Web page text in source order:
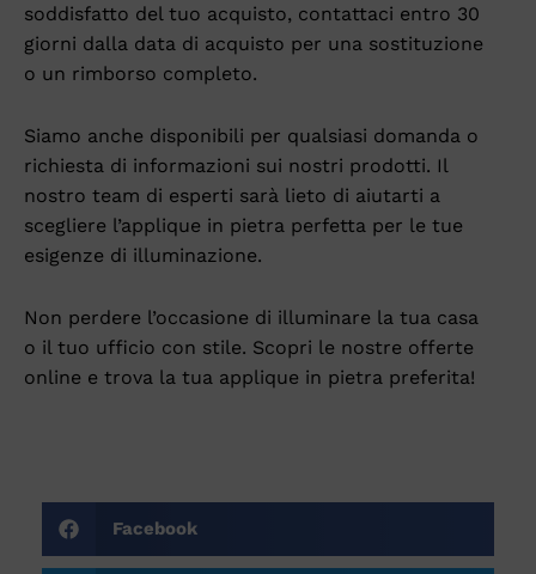
soddisfatto del tuo acquisto, contattaci entro 30
giorni dalla data di acquisto per una sostituzione
o un rimborso completo.
Siamo anche disponibili per qualsiasi domanda o
richiesta di informazioni sui nostri prodotti. Il
nostro team di esperti sarà lieto di aiutarti a
scegliere l’applique in pietra perfetta per le tue
esigenze di illuminazione.
Non perdere l’occasione di illuminare la tua casa
o il tuo ufficio con stile. Scopri le nostre offerte
online e trova la tua applique in pietra preferita!
Facebook